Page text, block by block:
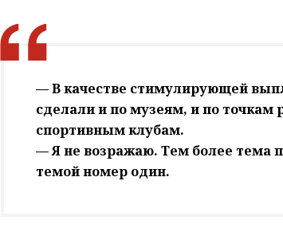
— В качестве стимулирующей
сделали и по музеям, и по
спортивным клубам.
— Я не возражаю. Тем более тема
темой номер один.